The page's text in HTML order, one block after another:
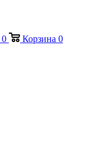
0 Корзина 0